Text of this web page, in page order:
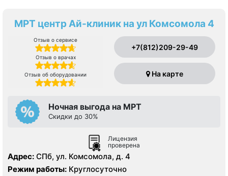
МРТ центр Ай-клиник на ул Комсомола 4
Отзыв о сервисе
Отзыв о врачах
Отзыв об оборудовании
+7(812)209-29-49
На карте
Ночная выгода на МРТ
Скидки до 30%
Лицензия
проверена
Адрес: СПб, ул. Комсомола, д. 4
Режим работы: Круглосуточно